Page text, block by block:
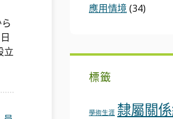
立
應用情境(34)
標籤
學術生涯 隸屬關